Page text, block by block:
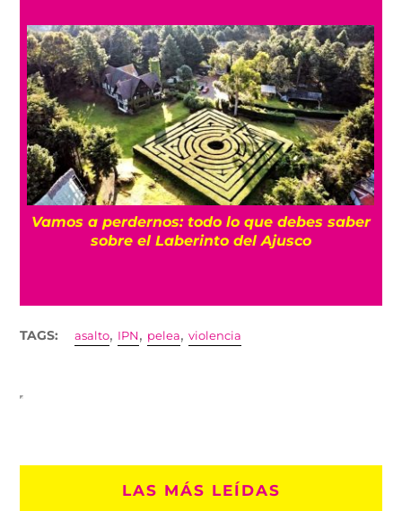
Vamos a perdernos: todo lo que debes saber
sobre el Laberinto del Ajusco
TAGS: asalto, IPN , pelea,violencia
LAS MÁS LEÍDAS